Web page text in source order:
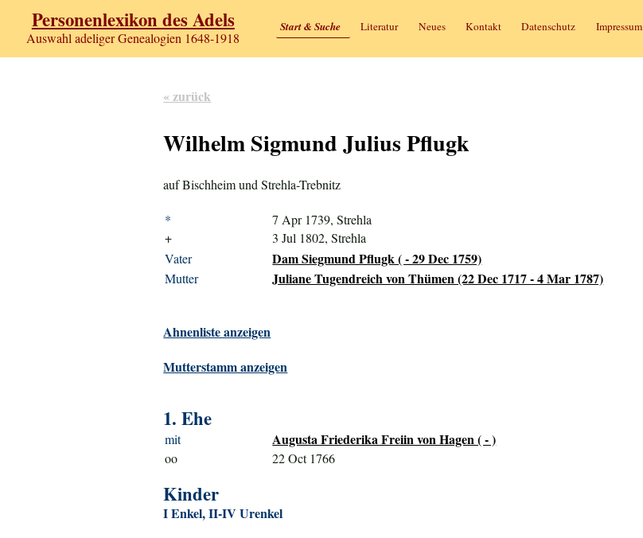
Personenlexikon des Adels
Auswahl adeliger Genealogien 1648-1918
Start & Suche Literatur Neues Kontakt Datenschutz Impressum
« zurück
Wilhelm Sigmund Julius Pflugk
auf Bischheim und Strehla-Trebnitz
*
7 Apr 1739, Strehla
+
3 Jul 1802, Strehla
Vater
Dam Siegmund Pflugk ( - 29 Dec 1759)
Mutter Juliane Tugendreich von Thümen (22 Dec 1717 - 4 Mar 1787)
Ahnenliste anzeigen
Mutterstamm anzeigen
1. Ehe
mit Augusta Friederika Freiin von Hagen ( - )
oo 22 Oct 1766
Kinder
I Enkel, II-IV Urenkel